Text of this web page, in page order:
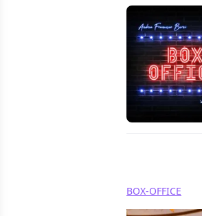
BOX-OFFICE